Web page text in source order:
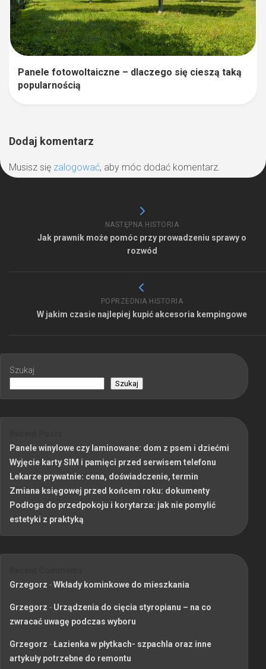
Panele fotowoltaiczne – dlaczego się cieszą taką
popularnością
Dodaj komentarz
Musisz się zalogować, aby móc dodać komentarz.
NASTĘPNA HISTORIA
Jak prawnik może pomóc przy prowadzeniu sprawy o
rozwód
POPRZEDNIA HISTORIA
W jakim czasie najlepiej kupić akcesoria kempingowe
Szukaj
Szukaj
Panele winylowe czy laminowane: dom z psem i dziećmi
Wyjęcie karty SIM i pamięci przed serwisem telefonu
Lekarze prywatnie: cena, doświadczenie, termin
Zmiana księgowej przed końcem roku: dokumenty
Podłoga do przedpokoju i korytarza: jak nie pomylić
estetyki z praktyką
Grzegorz -Wkłady kominkowe do mieszkania
Grzegorz - Urządzenia do cięcia styropianu – na co
zwracać uwagę podczas wyboru
Grzegorz -Łazienka w płytkach- szpachla oraz inne
artykuły potrzebne do remontu